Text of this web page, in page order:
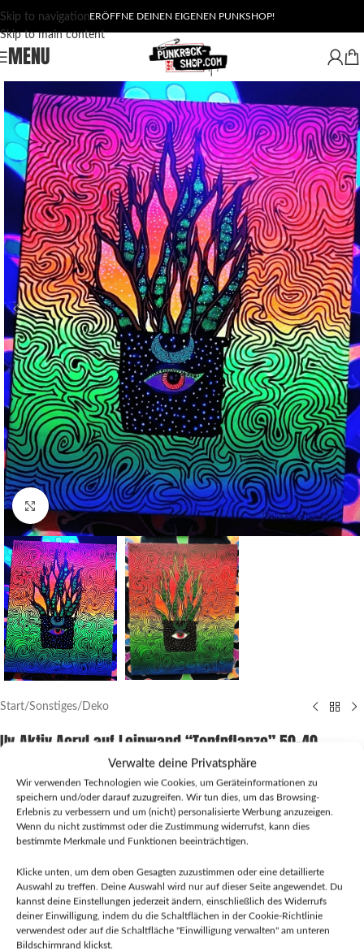
Verwalte deine Privatsphäre
Wir verwenden Technologien wie Cookies, um Geräteinformationen zu
speichern und/oder darauf zuzugreifen. Wir tun dies, um das Browsing-
Erlebnis zu verbessern und um (nicht) personalisierte Werbung anzuzeigen.
Wenn du nicht zustimmst oder die Zustimmung widerrufst, kann dies
bestimmte Merkmale und Funktionen beeinträchtigen.
Klicke unten, um dem oben Gesagten zuzustimmen oder eine detaillierte
Auswahl zu treffen. Deine Auswahl wird nur auf dieser Seite angewendet. Du
kannst deine Einstellungen jederzeit ändern, einschließlich des Widerrufs
deiner Einwilligung, indem du die Schaltflächen in der Cookie-Richtlinie
verwendest oder auf die Schaltfläche "Einwilligung verwalten" am unteren
Bildschirmrand klickst.
Skip to navigation
Skip to main content
ERÖFFNE DEINEN EIGENEN PUNKSHOP!
MENU
Click to enlarge
Start/Sonstiges/ Deko
Uv-Aktiv Acryl auf Leinwand “Topfpflanze” 50×40
260,00
Handgemaltes Acryl Gemälde mit den Maßen 50×40 leuchtet unter UV
Beleuchtung
IN DEN WARENKORB
Bitte beachte die Versandkosten bei Bestellungen über mehrere Verkäufer.